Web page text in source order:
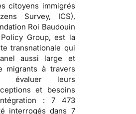
citoyens immigrés
Survey, ICS),
Roi Baudouin
Group, est la
transnationale qui
aussi large et
migrants à travers
évaluer leurs
et besoins
: 7 473
interrogés dans 7